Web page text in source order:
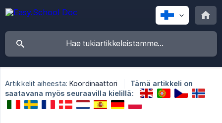
Artikkelit aiheesta: Koordinaattori
Tämä artikkeli on
saatavana myös seuraavilla kielillä: